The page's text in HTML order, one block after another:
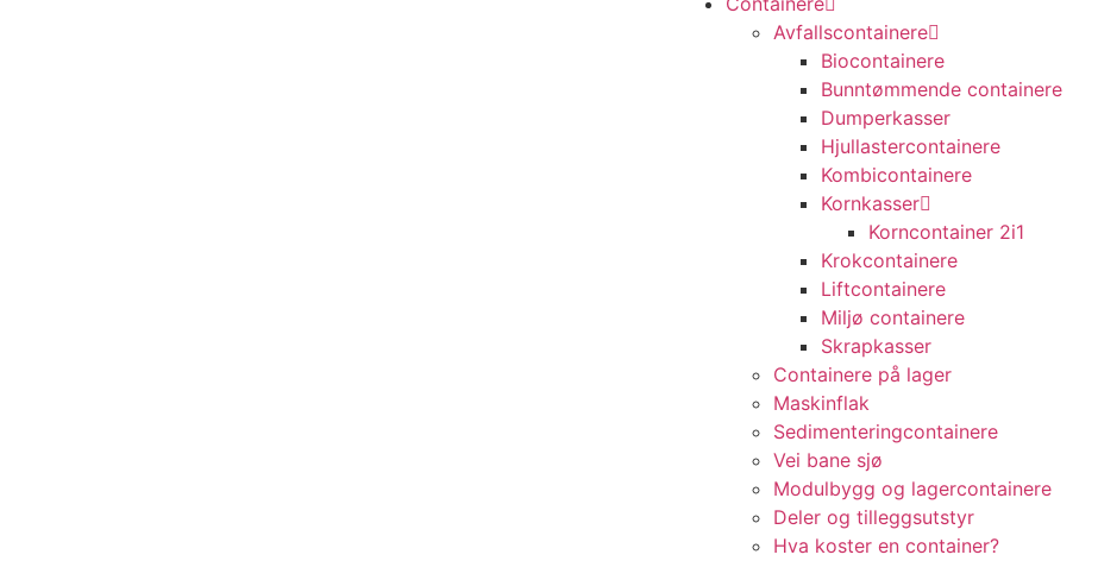
Avfallscontainere
Biocontainere
Bunntømmende containere
Dumperkasser
Hjullastercontainere
Kombicontainere
Kornkasser
Korncontainer 2i1
Krokcontainere
Liftcontainere
Miljø containere
Skrapkasser
Containere på lager
Maskinflak
Sedimenteringcontainere
Vei bane sjø
Modulbygg og lagercontainere
Deler og tilleggsutstyr
Hva koster en container?